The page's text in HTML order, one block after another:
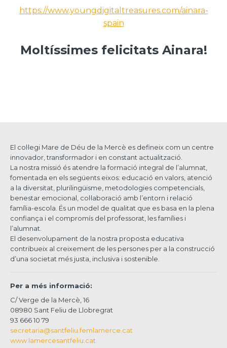
https://www.youngdigitaltreasures.com/ainara-
spain
Moltíssimes felicitats Ainara!
El col·legi Mare de Déu de la Mercè es defineix com un centre
innovador, transformador i en constant actualització.
La nostra missió és atendre la formació integral de l’alumnat,
fomentada en els següents eixos: educació en valors, atenció
a la diversitat, plurilingüisme, metodologies competencials,
benestar emocional, col·laboració amb l’entorn i relació
família-escola. És un model de qualitat que es basa en la plena
confiança i el compromís del professorat, les famílies i
l’alumnat.
El desenvolupament de la nostra proposta educativa
contribueix al creixement de les persones per a la construcció
d’una societat més justa, inclusiva i sostenible.
Per a més informació:
C/ Verge de la Mercè, 16
08980 Sant Feliu de Llobregrat
93 666 10 79
secretaria@santfeliu.femlamerce.cat
www.lamercesantfeliu.cat